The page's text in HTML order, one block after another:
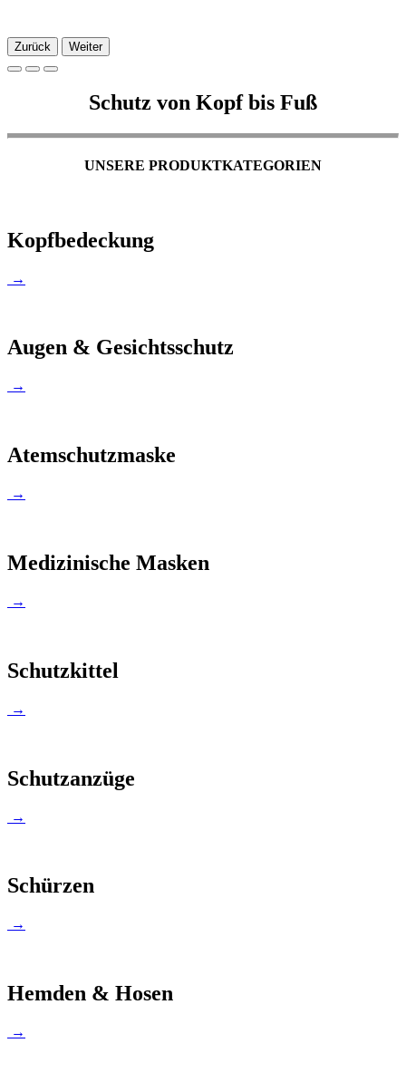
Zurück Weiter
Schutz von Kopf bis Fuß
UNSERE PRODUKTKATEGORIEN
Kopfbedeckung
→
Augen & Gesichtsschutz
→
Atemschutzmaske
→
Medizinische Masken
→
Schutzkittel
→
Schutzanzüge
→
Schürzen
→
Hemden & Hosen
→